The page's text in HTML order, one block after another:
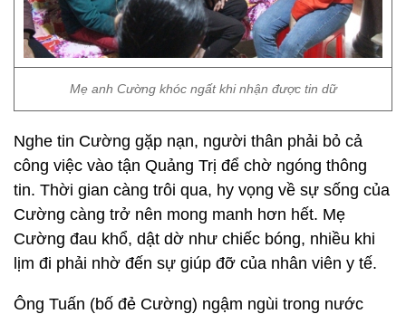
Mẹ anh Cường khóc ngất khi nhận được tin dữ
Nghe tin Cường gặp nạn, người thân phải bỏ cả
công việc vào tận Quảng Trị để chờ ngóng thông
tin. Thời gian càng trôi qua, hy vọng về sự sống của
Cường càng trở nên mong manh hơn hết. Mẹ
Cường đau khổ, dật dờ như chiếc bóng, nhiều khi
lịm đi phải nhờ đến sự giúp đỡ của nhân viên y tế.
Ông Tuấn (bố đẻ Cường) ngậm ngùi trong nước